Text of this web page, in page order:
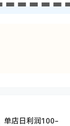
单店日利润100-